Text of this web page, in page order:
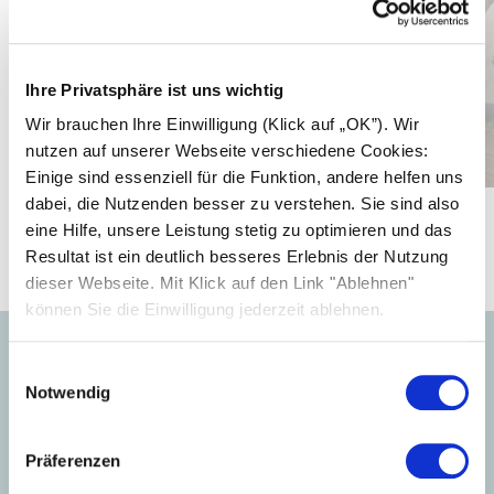
Ihre Privatsphäre ist uns wichtig
Wir brauchen Ihre Einwilligung (Klick auf „OK”). Wir
nutzen auf unserer Webseite verschiedene Cookies:
Einige sind essenziell für die Funktion, andere helfen uns
dabei, die Nutzenden besser zu verstehen. Sie sind also
eine Hilfe, unsere Leistung stetig zu optimieren und das
Resultat ist ein deutlich besseres Erlebnis der Nutzung
dieser Webseite. Mit Klick auf den Link "Ablehnen"
können Sie die Einwilligung jederzeit ablehnen.
Notwendig
Präferenzen
SOLARWATT Panel vision
238 Moduli
SOLARWATT Panel vision AM 4.5 pure
430 Wp
Power class
Burago Lombardia
Area Nord Ovest
1/2